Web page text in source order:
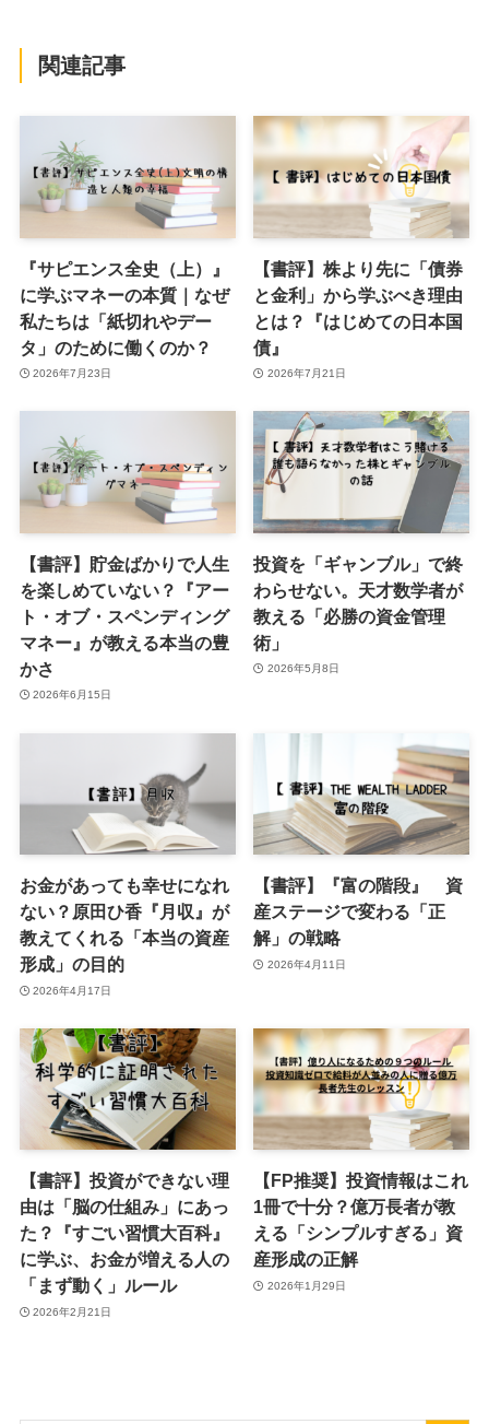
関連記事
『サピエンス全史（上）』
に学ぶマネーの本質｜なぜ
私たちは「紙切れやデー
タ」のために働くのか？
2026年7月23日
【書評】株より先に「債券
と金利」から学ぶべき理由
とは？『はじめての日本国
債』
2026年7月21日
【書評】貯金ばかりで人生
を楽しめていない？『アー
ト・オブ・スペンディング
マネー』が教える本当の豊
かさ
2026年6月15日
投資を「ギャンブル」で終
わらせない。天才数学者が
教える「必勝の資金管理
術」
2026年5月8日
お金があっても幸せになれ
ない？原田ひ香『月収』が
教えてくれる「本当の資産
形成」の目的
2026年4月17日
【書評】『富の階段』 資
産ステージで変わる「正
解」の戦略
2026年4月11日
【書評】投資ができない理
由は「脳の仕組み」にあっ
た？『すごい習慣大百科』
に学ぶ、お金が増える人の
「まず動く」ルール
2026年2月21日
【FP推奨】投資情報はこれ
1冊で十分？億万長者が教
える「シンプルすぎる」資
産形成の正解
2026年1月29日